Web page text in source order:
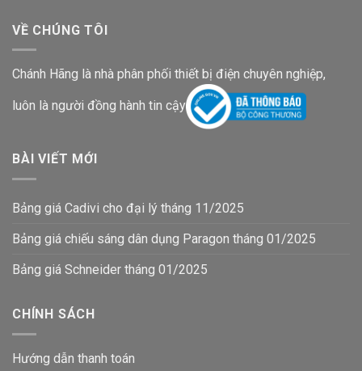
VỀ CHÚNG TÔI
Chánh Hãng là nhà phân phối thiết bị điện chuyên nghiệp,
luôn là người đồng hành tin cậy
BÀI VIẾT MỚI
Bảng giá Cadivi cho đại lý tháng 11/2025
Bảng giá chiếu sáng dân dụng Paragon tháng 01/2025
Bảng giá Schneider tháng 01/2025
CHÍNH SÁCH
Hướng dẫn thanh toán